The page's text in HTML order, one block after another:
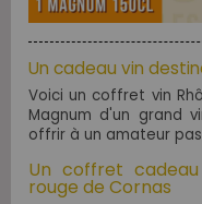
Un cadeau vin
Voici un coffret vin
Magnum d'un grand
offrir à un amateur
Un coffret
rouge de Cornas